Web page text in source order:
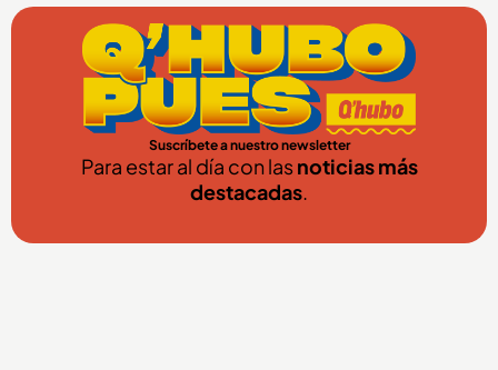
Suscríbete a nuestro newsletter
Para estar al día con lasnoticias más
destacadas.